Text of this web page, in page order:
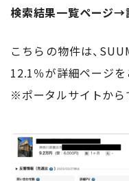
検索結果一覧ページ→
こちらの物件は、
12.1％が詳細ページを
※ポータルサイトから